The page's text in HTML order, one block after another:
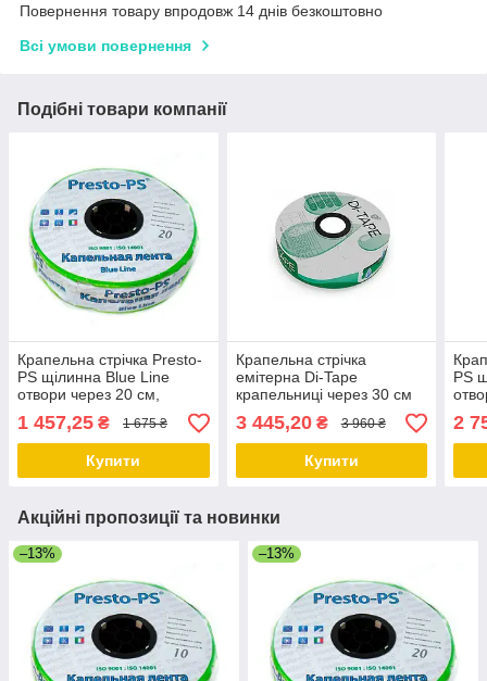
Повернення товару впродовж 14 днів безкоштовно
Всі умови повернення
Подібні товари компанії
Крапельна стрічка Presto-
PS щілинна Blue Line
отвори через 20 см,
витрата води 2,4 л/год,
довжина 500 м
1 457,25 ₴ 1 675 ₴
Купити
Крапельна стрічка
емітерна Di-Tape
крапельниці через 30 см
витрата 1,00 л/год,
довжина 2000 м, (DI-30-
2000)
3 445,20₴ 3 960 ₴
Купити
PS
2
Акційні пропозиції та новинки
–13% –13%